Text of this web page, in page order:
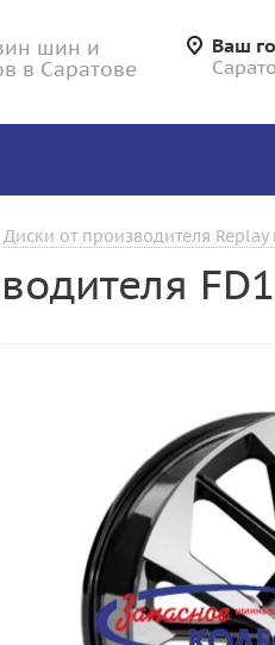
шин и
в Саратове
Ваш
Диски от производителя Replay